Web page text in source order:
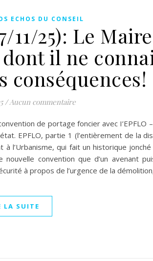
ECHOS DU CONSEIL
11/25): Le
il ne
conséquences!
/ Aucun commentaire
de portage foncier avec I’EPFLO
EPFLO, partie 1 (l’entièrement de la
l’Urbanisme, qui fait un historique
convention que d’un avenant
à propos de l’urgence de la
LA SUITE